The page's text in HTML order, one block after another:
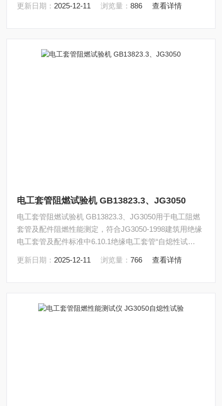
更新日期： 2025-12-11 浏览量：886 查看详情
电工套管阻燃试验机 GB13823.3、JG3050
电工套管阻燃试验机 GB13823.3、JG3050用于电工阻燃
套管及配件阻燃性能测定，符合JG3050-1998建筑用绝缘
电工套管及配件标准中6.10.1绝缘电工套管“自熄性试
更新日期： 2025-12-11 浏览量：766 查看详情